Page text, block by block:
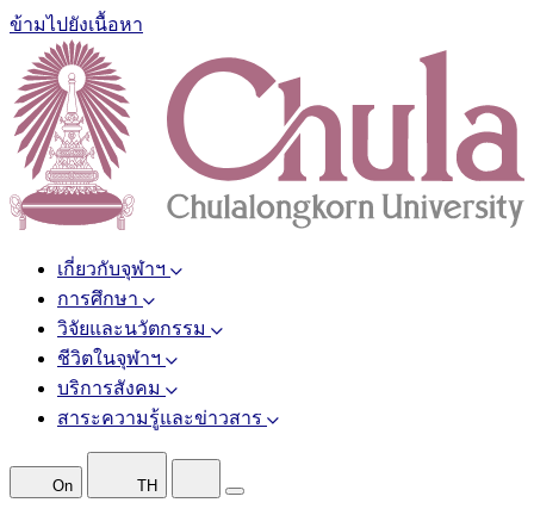
ข้ามไปยังเนื้อหา
เกี่ยวกับจุฬาฯ
การศึกษา
วิจัยและนวัตกรรม
ชีวิตในจุฬาฯ
บริการสังคม
สาระความรู้และข่าวสาร
On TH